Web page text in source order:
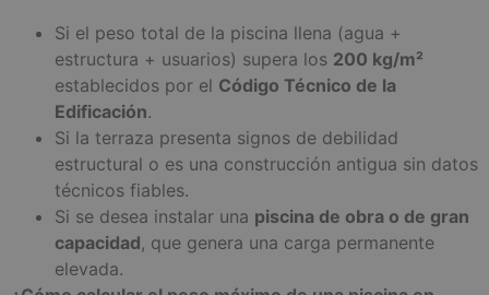
Si el peso total de la piscina llena (agua +
estructura + usuarios) supera los 200 kg/m²
establecidos por el Código Técnico de la
Edificación.
Si la terraza presenta signos de debilidad
estructural o es una construcción antigua sin datos
técnicos fiables.
Si se desea instalar una piscina de obra o de gran
capacidad, que genera una carga permanente
elevada.